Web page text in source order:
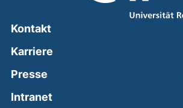
Kontakt
Karriere
Presse
Intranet(external link, opens in a